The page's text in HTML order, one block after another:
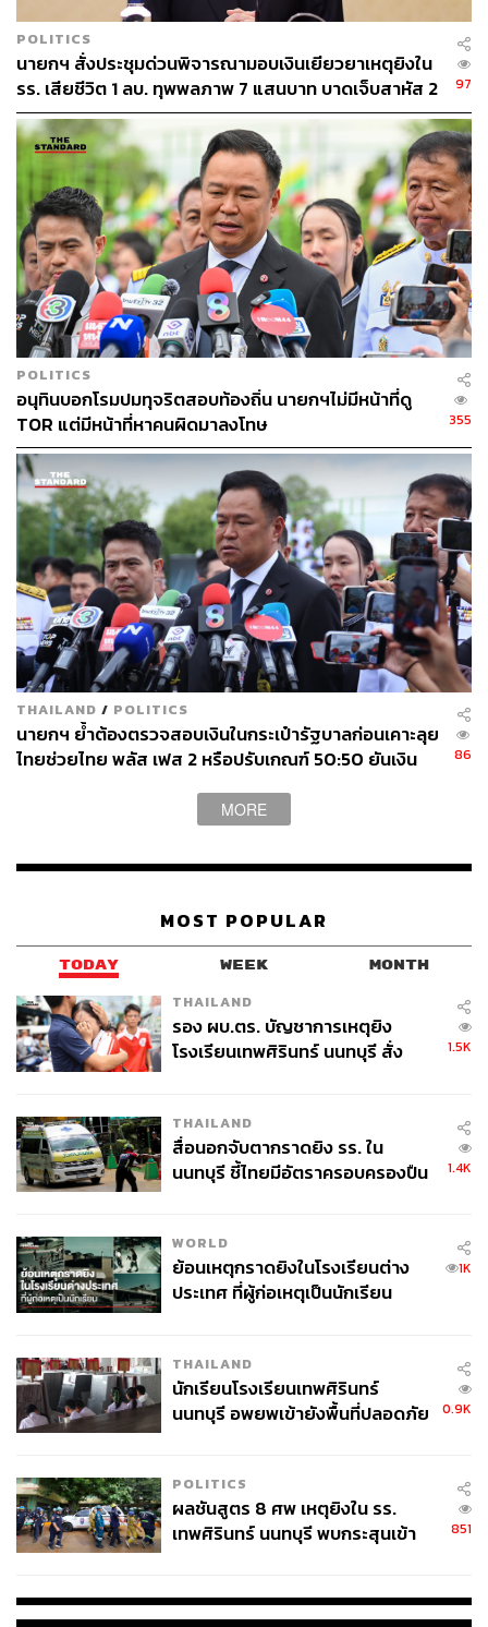
POLITICS
นายกฯ สั่งประชุมด่วนพิจารณามอบเงินเยียวยาเหตุยิงใน
รร. เสียชีวิต 1 ลบ. ทุพพลภาพ 7 แสนบาท บาดเจ็บสาหัส 2
แสนบาท บาดเจ็บเล็กน้อย 1 แสนบาท
97
POLITICS
อนุทินบอกโรมปมทุจริตสอบท้องถิ่น นายกฯไม่มีหน้าที่ดู
TOR แต่มีหน้าที่หาคนผิดมาลงโทษ
355
THAILAND / POLITICS
นายกฯ ย้ำต้องตรวจสอบเงินในกระเป๋ารัฐบาลก่อนเคาะลุย
ไทยช่วยไทย พลัส เฟส 2 หรือปรับเกณฑ์ 50:50 ยันเงิน
86
MORE
MOST POPULAR
TODAY WEEK MONTH
THAILAND
รอง ผบ.ตร. บัญชาการเหตุยิง
โรงเรียนเทพศิรินทร์ นนทบุรี สั่ง
1.5K
THAILAND
สื่อนอกจับตากราดยิง รร. ใน
นนทบุรี ชี้ไทยมีอัตราครอบครองปืน
1.4K
WORLD
ย้อนเหตุกราดยิงในโรงเรียนต่าง
ประเทศ ที่ผู้ก่อเหตุเป็นนักเรียน
1K
THAILAND
นักเรียนโรงเรียนเทพศิรินทร์
นนทบุรี อพยพเข้ายังพื้นที่ปลอดภัย
0.9K
POLITICS
ผลชันสูตร 8 ศพ เหตุยิงใน รร.
เทพศิรินทร์ นนทบุรี พบกระสุนเข้า
851